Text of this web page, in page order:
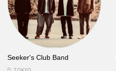
Seeker's Club Band